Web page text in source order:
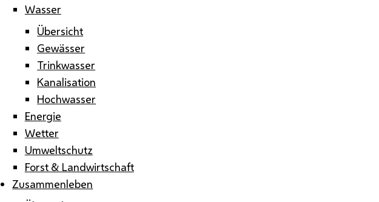
Wasser
Übersicht
Gewässer
Trinkwasser
Kanalisation
Hochwasser
Energie
Wetter
Umweltschutz
Forst & Landwirtschaft
Zusammenleben